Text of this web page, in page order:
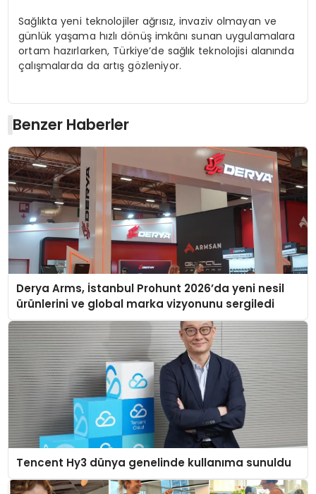
Sağlıkta yeni teknolojiler ağrısız, invaziv olmayan ve
günlük yaşama hızlı dönüş imkânı sunan uygulamalara
ortam hazırlarken, Türkiye’de sağlık teknolojisi alanında
çalışmalarda da artış gözleniyor.
Benzer Haberler
Derya Arms, İstanbul Prohunt 2026’da yeni nesil
ürünlerini ve global marka vizyonunu sergiledi
Tencent Hy3 dünya genelinde kullanıma sunuldu